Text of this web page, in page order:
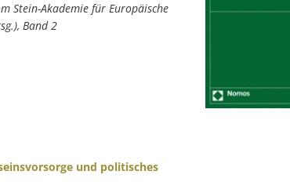
Stein-Akademie für Europäische
Band 2
und politisches